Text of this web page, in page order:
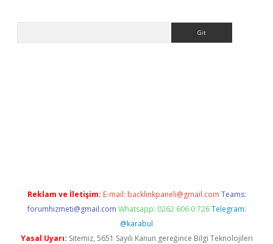
Reklam ve İletişim: E-mail: backlinkpaneli@gmail.com Teams:
forumhizmeti@gmail.com Whatsapp: 0262 606 0 726 Telegram:
@karabul
Yasal Uyarı: Sitemiz, 5651 Sayılı Kanun gereğince Bilgi Teknolojileri